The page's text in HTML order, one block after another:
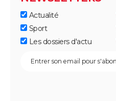
Actualité
Sport
Les dossiers d'actu